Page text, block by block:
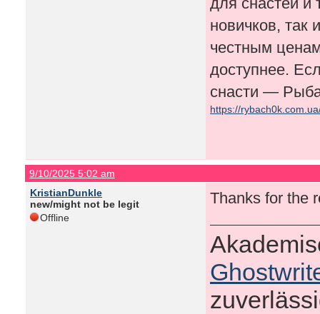
новичков, так
честным
доступнее.
снасти —
https://
9/10/2025 5:02 am
KristianDunkle
new/might not be legit
Offline
Thanks for the